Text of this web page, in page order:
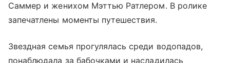
Саммер и женихом Мэттью Ратлером. В ролике
запечатлены моменты путешествия.
Звездная семья прогулялась среди водопадов,
понаблюдала за бабочками и насладилась